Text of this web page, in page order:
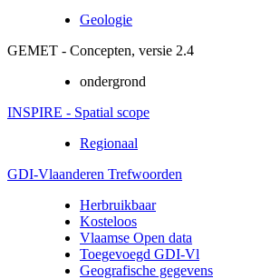
Geologie
GEMET - Concepten, versie 2.4
ondergrond
INSPIRE - Spatial scope
Regionaal
GDI-Vlaanderen Trefwoorden
Herbruikbaar
Kosteloos
Vlaamse Open data
Toegevoegd GDI-Vl
Geografische gegevens